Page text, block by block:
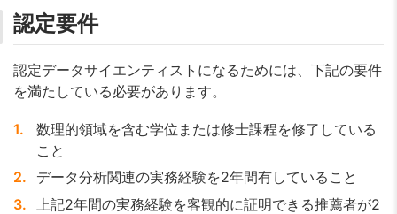
認定要件
認定データサイエンティストになるためには、下記の要件
を満たしている必要があります。
数理的領域を含む学位または修士課程を修了している
こと
データ分析関連の実務経験を2年間有していること
上記2年間の実務経験を客観的に証明できる推薦者が2